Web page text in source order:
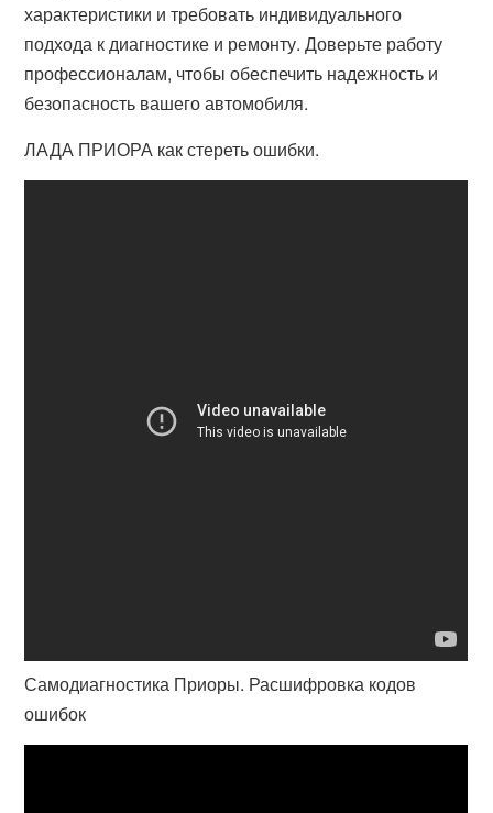
характеристики и требовать индивидуального
подхода к диагностике и ремонту. Доверьте работу
профессионалам, чтобы обеспечить надежность и
безопасность вашего автомобиля.
ЛАДА ПРИОРА как стереть ошибки.
Самодиагностика Приоры. Расшифровка кодов
ошибок